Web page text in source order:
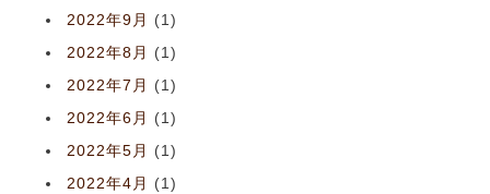
2022年9月
(1)
2022年8月
(1)
2022年7月
(1)
2022年6月
(1)
2022年5月
(1)
2022年4月
(1)